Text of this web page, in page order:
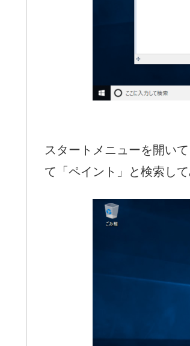
スタートメニューを開い
て「ペイント」と検索して